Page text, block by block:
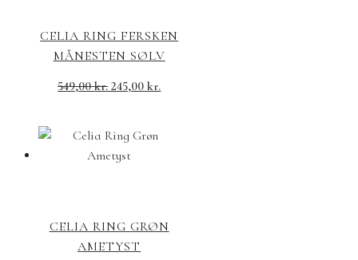
CELIA RING FERSKEN
MÅNESTEN SØLV
549,00kr. 245,00kr.
CELIA RING GRØN
AMETYST